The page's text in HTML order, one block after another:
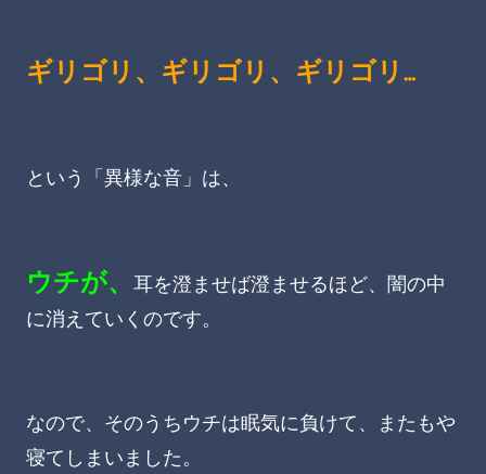
ギリゴリ、ギリゴリ、ギリゴリ…
という「異様な音」は、
ウチが、
耳を澄ませば澄ませるほど、闇の中
に消えていくのです。
なので、そのうちウチは眠気に負けて、またもや
寝てしまいました。